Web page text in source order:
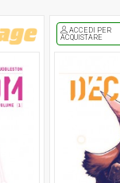
ACCEDI PER
ACQUISTARE